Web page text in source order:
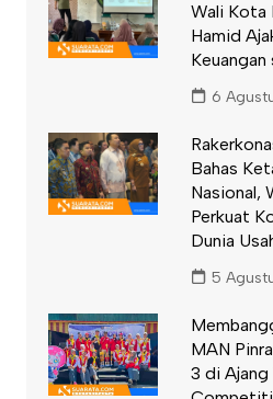
Wali Kota
Hamid
6
Bahas
Nasional,
Perkuat
Dunia
5
MAN
3 di